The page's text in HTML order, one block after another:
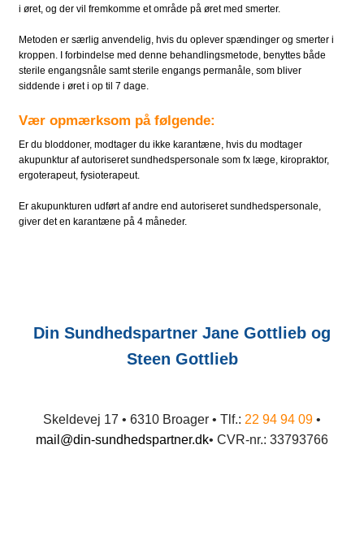
i øret, og der vil fremkomme et område på øret med smerter.
Metoden er særlig anvendelig, hvis du oplever spændinger og smerter i
kroppen. I forbindelse med denne behandlingsmetode, benyttes både
sterile engangsnåle samt sterile engangs permanåle, som bliver
siddende i øret i op til 7 dage.
Vær opmærksom på følgende:​
Er du bloddoner, modtager du ikke karantæne, hvis du modtager
akupunktur af autoriseret sundhedspersonale som fx læge, kiropraktor,
ergoterapeut, fysioterapeut.
Er akupunkturen udført af andre end autoriseret sundhedspersonale,
giver det en karantæne på 4 måneder.
Din Sundhedspartner Jane Gottlieb og
Steen Gottlieb
​Skeldevej 17 • 6310 Broager • Tlf.: 22 94 94 09 •
mail@din-sundhedspartner.dk​• CVR-nr.: 33793766